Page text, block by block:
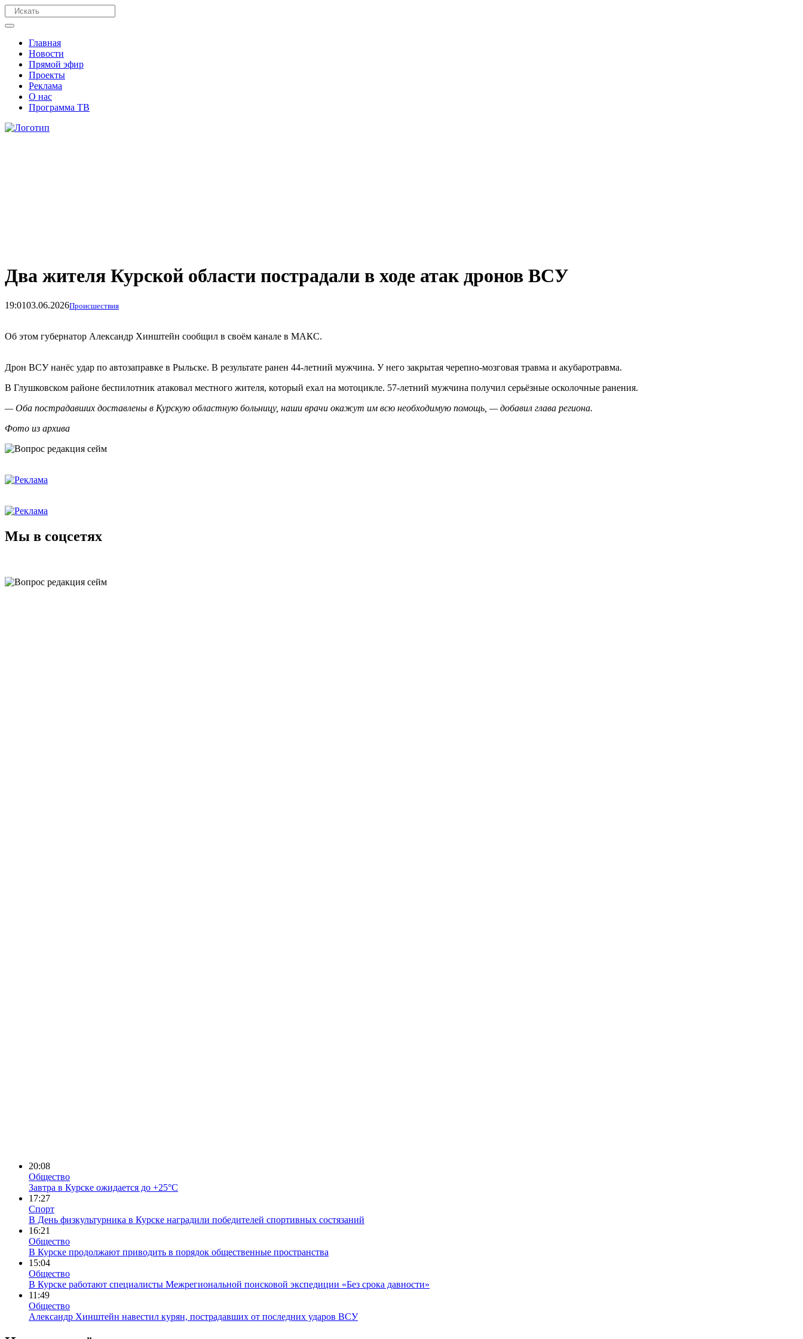
Главная
Новости
Прямой эфир
Проекты
Реклама
О нас
Программа ТВ
Два жителя Курской области пострадали в ходе атак дронов ВСУ
19:0103.06.2026Происшествия
Об этом губернатор Александр Хинштейн сообщил в своём канале в МАКС.
Дрон ВСУ нанёс удар по автозаправке в Рыльске. В результате ранен 44-летний мужчина. У него закрытая черепно-мозговая травма и акубаротравма.
В Глушковском районе беспилотник атаковал местного жителя, который ехал на мотоцикле. 57-летний мужчина получил серьёзные осколочные ранения.
— Оба пострадавших доставлены в Курскую областную больницу, наши врачи окажут им всю необходимую помощь, — добавил глава региона.
Фото из архива
Мы в соцсетях
20:08
Общество
Завтра в Курске ожидается до +25°C
17:27
Спорт
В День физкультурника в Курске наградили победителей спортивных состязаний
16:21
Общество
В Курске продолжают приводить в порядок общественные пространства
15:04
Общество
В Курске работают специалисты Межрегиональной поисковой экспедиции «Без срока давности»
11:49
Общество
Александр Хинштейн навестил курян, пострадавших от последних ударов ВСУ